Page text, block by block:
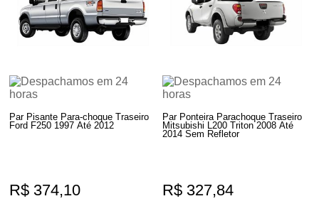
Par Pisante Para-choque Traseiro
Ford F250 1997 Até 2012
R$ 374,10
Par Ponteira Parachoque Traseiro
Mitsubishi L200 Triton 2008 Até
2014 Sem Refletor
R$ 327,84